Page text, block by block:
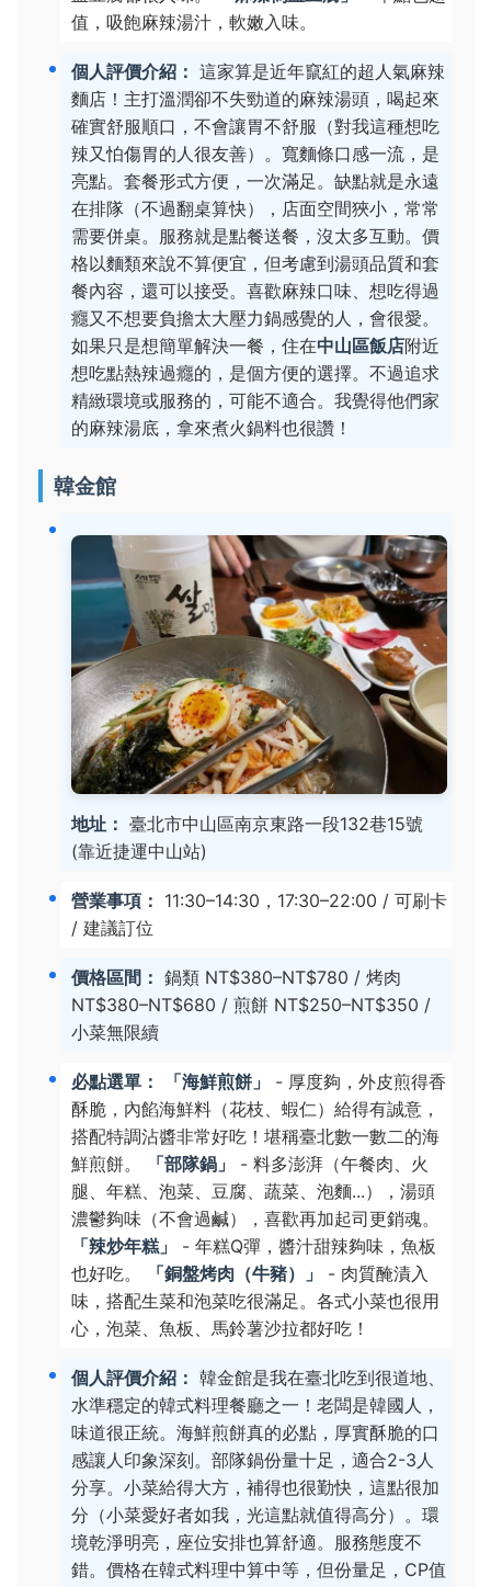
值，吸飽麻辣湯汁，軟嫩入味。
個人評價介紹： 這家算是近年竄紅的超人氣麻辣
麵店！主打溫潤卻不失勁道的麻辣湯頭，喝起來
確實舒服順口，不會讓胃不舒服（對我這種想吃
辣又怕傷胃的人很友善）。寬麵條口感一流，是
亮點。套餐形式方便，一次滿足。缺點就是永遠
在排隊（不過翻桌算快），店面空間狹小，常常
需要併桌。服務就是點餐送餐，沒太多互動。價
格以麵類來說不算便宜，但考慮到湯頭品質和套
餐內容，還可以接受。喜歡麻辣口味、想吃得過
癮又不想要負擔太大壓力鍋感覺的人，會很愛。
如果只是想簡單解決一餐，住在中山區飯店附近
想吃點熱辣過癮的，是個方便的選擇。不過追求
精緻環境或服務的，可能不適合。我覺得他們家
的麻辣湯底，拿來煮火鍋料也很讚！
韓金館
地址： 臺北市中山區南京東路一段132巷15號
(靠近捷運中山站)
營業事項： 11:30–14:30，17:30–22:00 / 可刷卡
/ 建議訂位
價格區間： 鍋類 NT$380–NT$780 / 烤肉
NT$380–NT$680 / 煎餅 NT$250–NT$350 /
小菜無限續
必點選單： 「海鮮煎餅」
- 厚度夠，外皮煎得香
酥脆，內餡海鮮料（花枝、蝦仁）給得有誠意，
搭配特調沾醬非常好吃！堪稱臺北數一數二的海
鮮煎餅。
「部隊鍋」
- 料多澎湃（午餐肉、火
腿、年糕、泡菜、豆腐、蔬菜、泡麵...），湯頭
濃鬱夠味（不會過鹹），喜歡再加起司更銷魂。
「辣炒年糕」
- 年糕Q彈，醬汁甜辣夠味，魚板
也好吃。
「銅盤烤肉（牛豬）」
- 肉質醃漬入
味，搭配生菜和泡菜吃很滿足。各式小菜也很用
心，泡菜、魚板、馬鈴薯沙拉都好吃！
個人評價介紹： 韓金館是我在臺北吃到很道地、
水準穩定的韓式料理餐廳之一！老闆是韓國人，
味道很正統。海鮮煎餅真的必點，厚實酥脆的口
感讓人印象深刻。部隊鍋份量十足，適合2-3人
分享。小菜給得大方，補得也很勤快，這點很加
分（小菜愛好者如我，光這點就值得高分）。環
境乾淨明亮，座位安排也算舒適。服務態度不
錯。價格在韓式料理中算中等，但份量足，CP值